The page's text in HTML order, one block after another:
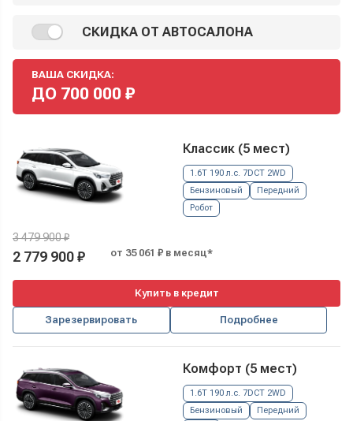
СКИДКА ОТ АВТОСАЛОНА
ВАША СКИДКА:
ДО 700 000 ₽
Классик (5 мест)
1.6T 190 л.с. 7DCT 2WD
Бензиновый
Передний
Робот
3 479 900 ₽
2 779 900 ₽ от 35 061 ₽ в месяц*
Купить в кредит
Зарезервировать Подробнее
Комфорт (5 мест)
1.6T 190 л.с. 7DCT 2WD
Бензиновый
Передний